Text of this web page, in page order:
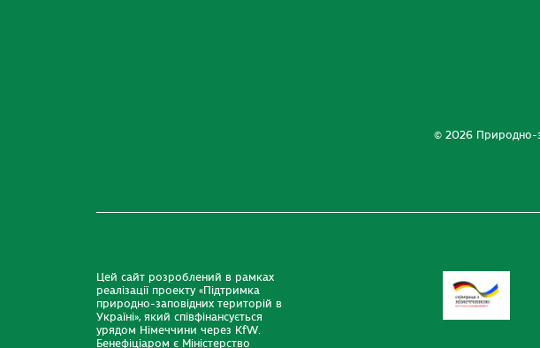
© 2026 Природно-
Цей сайт розроблений в рамках
реалізації проекту «Підтримка
природно-заповідних територій в
Україні», який співфінансується
урядом Німеччини через KfW.
Бенефіціаром є Міністерство